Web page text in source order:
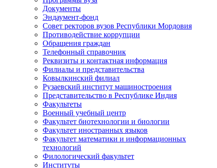
Документы
Эндаумент-фонд
Совет ректоров вузов Республики Мордовия
Противодействие коррупции
Обращения граждан
Телефонный справочник
Реквизиты и контактная информация
Филиалы и представительства
Ковылкинский филиал
Рузаевский институт машиностроения
Представительство в Республике Индия
Факультеты
Военный учебный центр
Факультет биотехнологии и биологии
Факультет иностранных языков
Факультет математики и информационных
технологий
Филологический факультет
Институты